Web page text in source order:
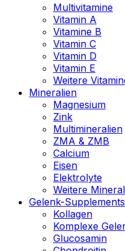
Multivitamine
Vitamin A
Vitamine B
Vitamin C
Vitamin D
Vitamin E
Weitere
Mineralien
Magnesium
Zink
Multimineralien
ZMA & ZMB
Calcium
Eisen
Elektrolyte
Weitere
Gelenk-Supplements
Kollagen
Komplexe
Glucosamin